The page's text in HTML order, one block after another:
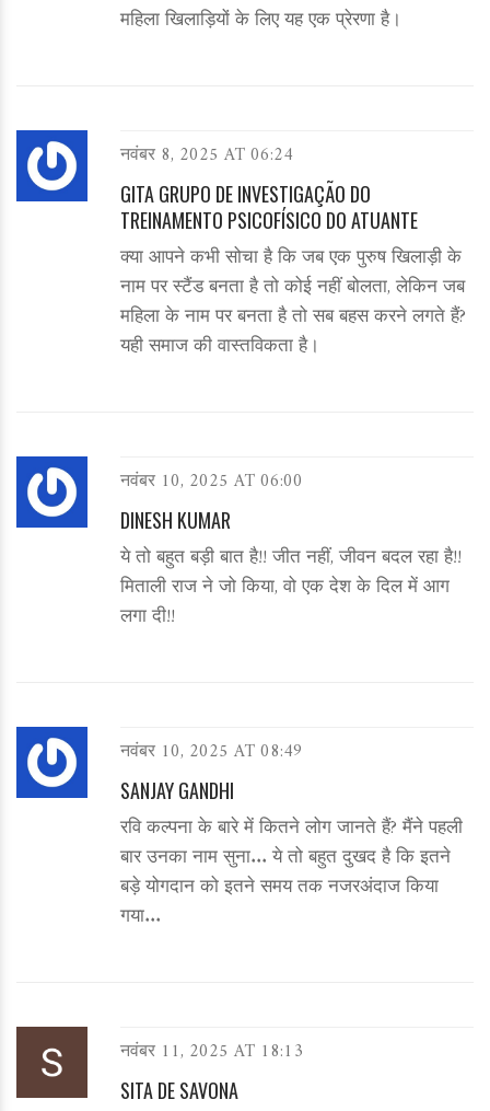
महिला खिलाड़ियों के लिए यह एक प्रेरणा है।
नवंबर 8, 2025 AT 06:24
GITA GRUPO DE INVESTIGAÇÃO DO
TREINAMENTO PSICOFÍSICO DO ATUANTE
क्या आपने कभी सोचा है कि जब एक पुरुष खिलाड़ी के
नाम पर स्टैंड बनता है तो कोई नहीं बोलता, लेकिन जब
महिला के नाम पर बनता है तो सब बहस करने लगते हैं?
यही समाज की वास्तविकता है।
नवंबर 10, 2025 AT 06:00
DINESH KUMAR
ये तो बहुत बड़ी बात है!! जीत नहीं, जीवन बदल रहा है!!
मिताली राज ने जो किया, वो एक देश के दिल में आग
लगा दी!!
नवंबर 10, 2025 AT 08:49
SANJAY GANDHI
रवि कल्पना के बारे में कितने लोग जानते हैं? मैंने पहली
बार उनका नाम सुना... ये तो बहुत दुखद है कि इतने
बड़े योगदान को इतने समय तक नजरअंदाज किया
गया...
नवंबर 11, 2025 AT 18:13
SITA DE SAVONA